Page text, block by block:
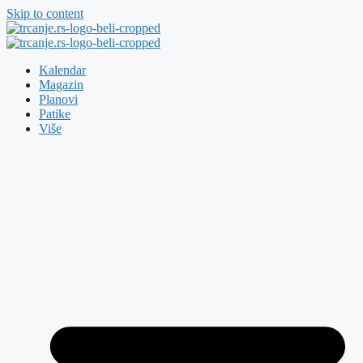
Skip to content
Kalendar
Magazin
Planovi
Patike
Više